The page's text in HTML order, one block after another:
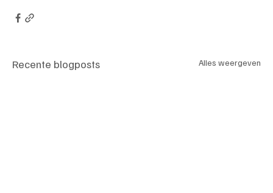
Recente blogposts Alles weergeven